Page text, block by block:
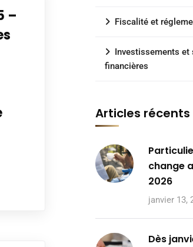
–
Fiscalité et
Investissements et
financières
Articles récents
change
2026
janvier 13,
Dès